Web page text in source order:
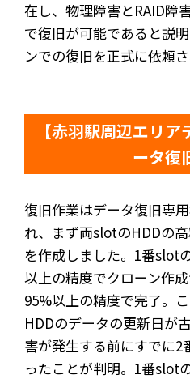
在し、物理障害とRAID障
で復旧が可能であると説
ンでの復旧を正式に依頼さ
【赤羽駅周辺エリ
ータ復
復旧作業はデータ復旧専
れ、まず両slotのHDDの
を作成しました。1番slot
以上の精度でクローン作
95%以上の精度で完了。
HDDのデータの更新日が
害が発生する前にすでに
ったことが判明。1番slot